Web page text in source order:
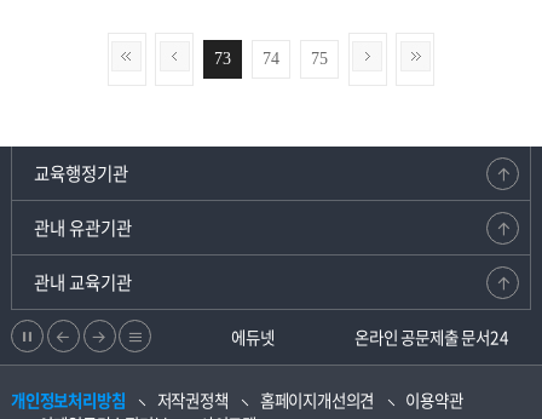
73 74 75
교육행정기관
관내 유관기관
관내 교육기관
정
지
이
전
으
다
음
으
리
스
트
강원교육청지부 에듀넷 온라인 공문제출 문서24
개인정보처리방침 저작권정책 홈페이지개선의견
이용약관